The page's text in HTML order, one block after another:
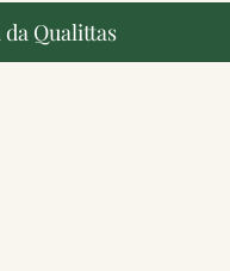
Qualittas